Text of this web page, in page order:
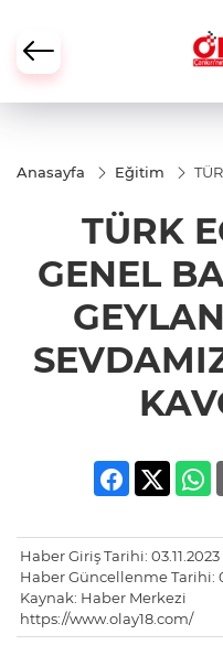
Anasayfa Eğitim
TÜRK
GENEL
Haber Giriş Tarihi: 03.11.2023
Haber Güncellenme Tarihi:
Kaynak: Haber Merkezi
https://www.olay18.com/